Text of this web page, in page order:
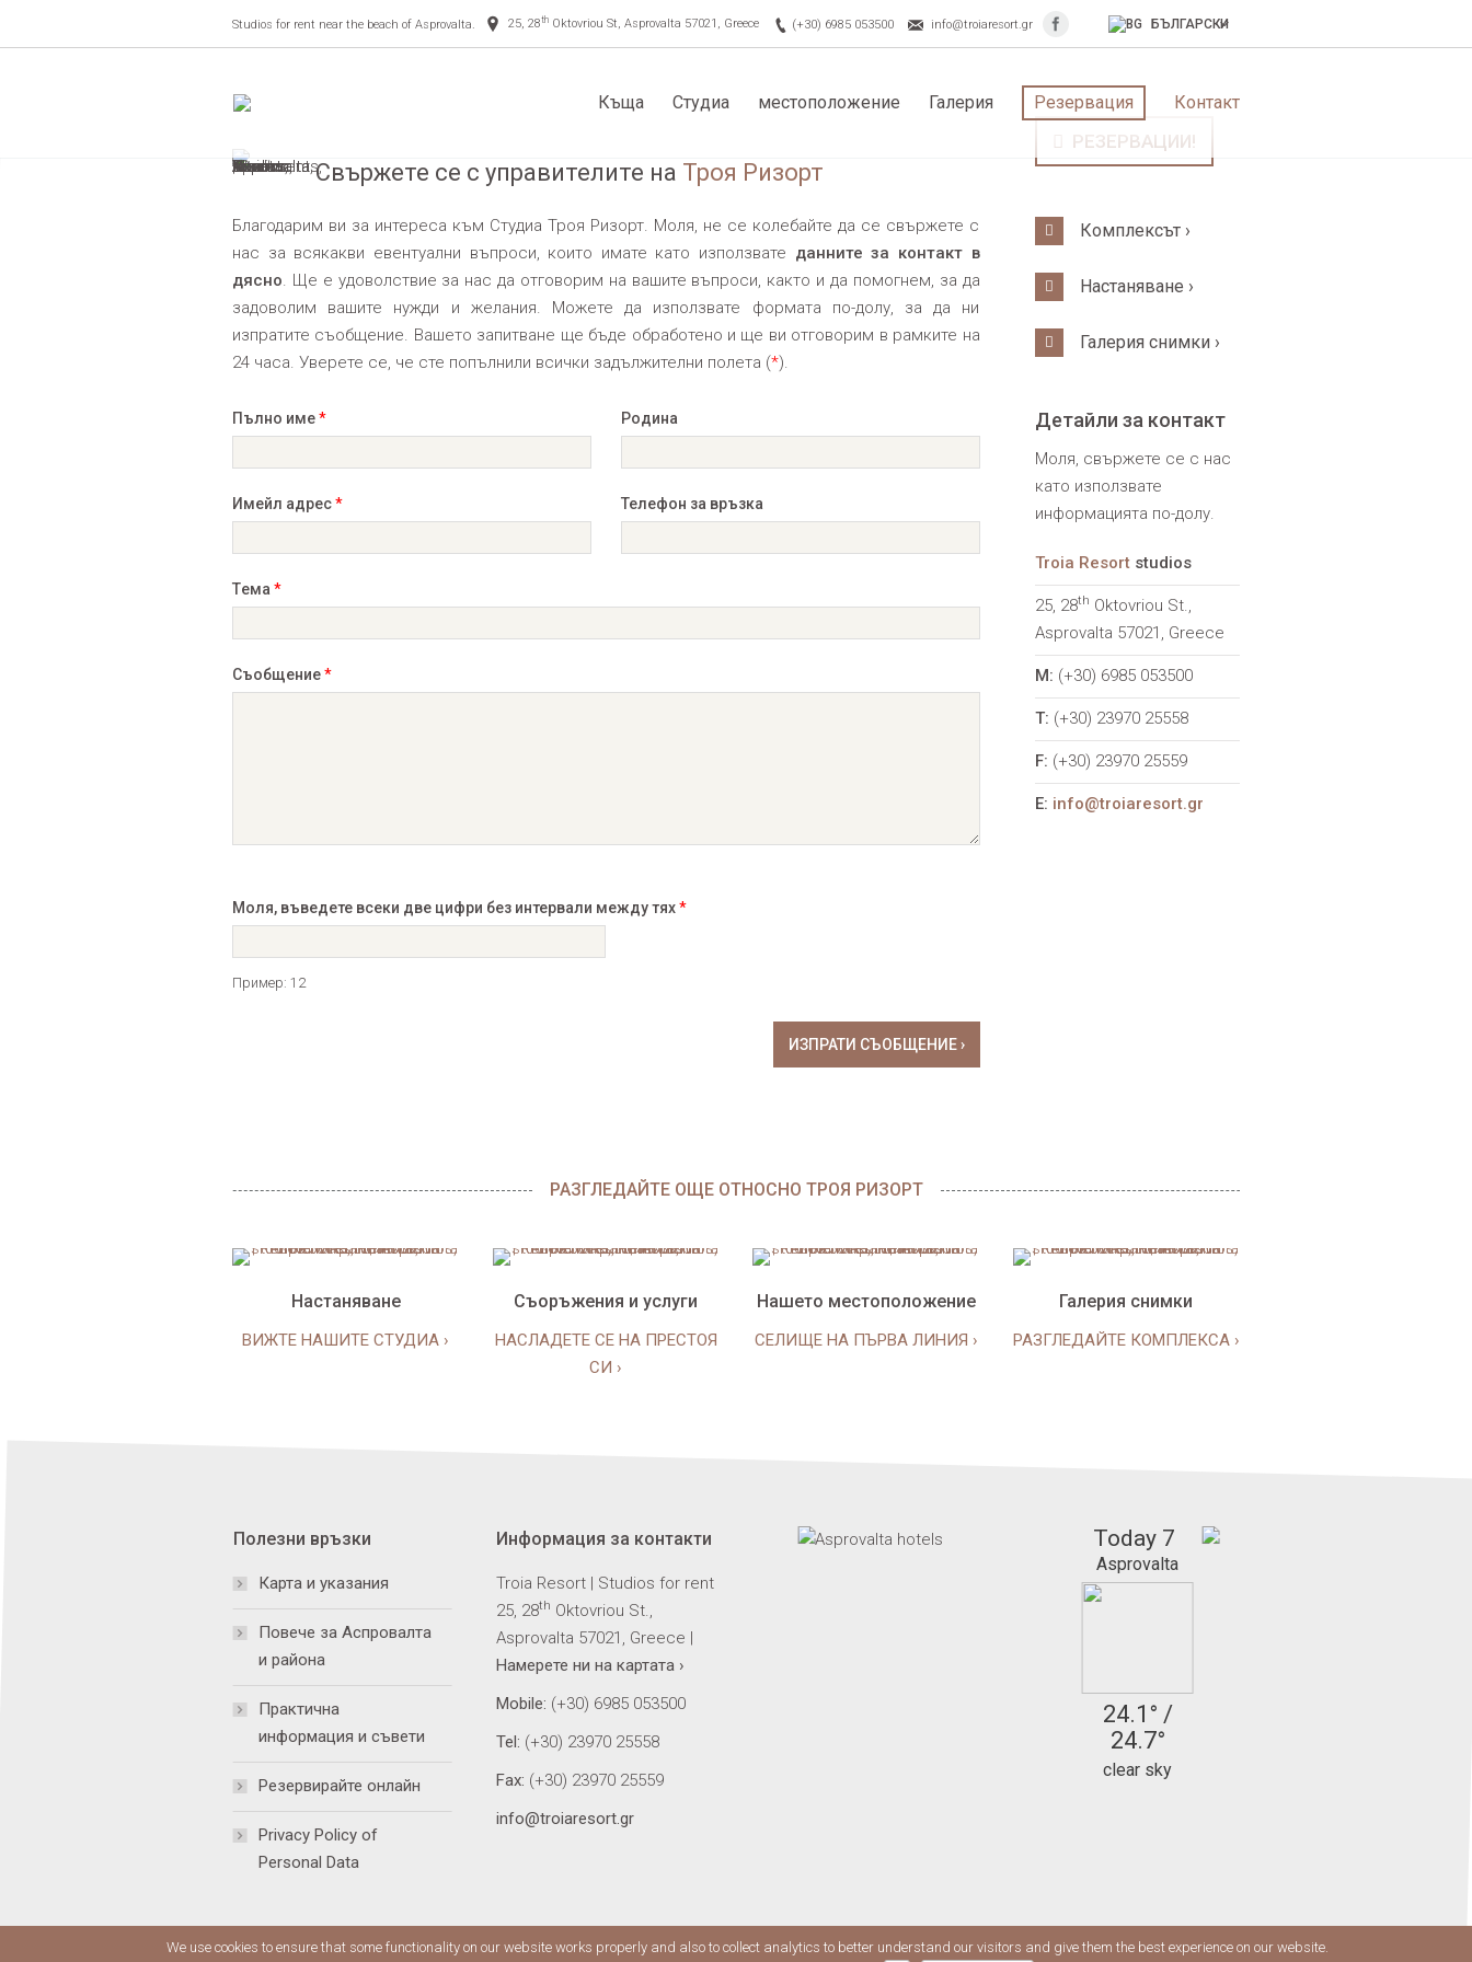
Studios for rent near the beach of Asprovalta. 25, 28th Oktovriou St, Asprovalta 57021, Greece (+30) 6985 053500 info@troiaresort.gr БЪЛГАРСКИ
Къща Студиа местоположение Галерия Резервация Контакт
Свържете се с управителите на Троя Ризорт
Благодарим ви за интереса към Студиа Троя Ризорт. Моля, не се колебайте да се свържете с
нас за всякакви евентуални въпроси, които имате като използвате данните за контакт в
дясно. Ще е удоволствие за нас да отговорим на вашите въпроси, както и да помогнем, за да
задоволим вашите нужди и желания. Можете да използвате формата по-долу, за да ни
изпратите съобщение. Вашето запитване ще бъде обработено и ще ви отговорим в рамките на
24 часа. Уверете се, че сте попълнили всички задължителни полета (*).
Пълно име* Pодина
Имейл адрес* Телефон за връзка
Tема *
Cъобщение*
Моля, въведете всеки две цифри без интервали между тях*
Πример: 12
РЕЗЕРВАЦИИ!
Комплексът ›
Настаняване ›
Галерия снимки ›
Детайли за контакт
Моля, свържете се с нас
като използвате
информацията по-долу.
Troia Resort studios
25, 28th Oktovriou St.,
Asprovalta 57021, Greece
M: (+30) 6985 053500
T: (+30) 23970 25558
F: (+30) 23970 25559
E: info@troiaresort.gr
РАЗГЛЕДАЙТЕ ОЩЕ ОТНОСНО ТРОЯ РИЗОРТ
Настаняване
ВИЖТЕ НАШИТЕ СТУДИА ›
Съоръжения и услуги
НАСЛАДЕТЕ СЕ НА ПРЕСТОЯ
СИ ›
Нашето местоположение
СЕЛИЩЕ НА ПЪРВА ЛИНИЯ ›
Галерия снимки
РАЗГЛЕДАЙТЕ КОМПЛЕКСА ›
Полезни връзки
Карта и указания
Повече за Аспровалта
и района
Практична
информация и съвети
Резервирайте онлайн
Privacy Policy of
Personal Data
Информация за контакти
Troia Resort | Studios for rent
25, 28th Oktovriou St.,
Asprovalta 57021, Greece |
Намерете ни на картата ›
Mobile: (+30) 6985 053500
Tel: (+30) 23970 25558
Fax: (+30) 23970 25559
info@troiaresort.gr
Today 7
Asprovalta
24.1° /
24.7°
clear sky
Copyright © 2020 Troia Resort. All rights reserved. Site by gTs Workshop House Location Gallery Rates Contact
We use cookies to ensure that some functionality on our website works properly and also to collect analytics to better understand our visitors and give them the best experience on our website.